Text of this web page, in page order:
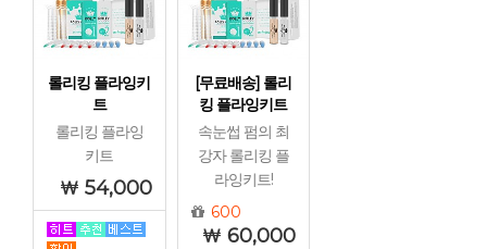
롤리킹 플라잉키
트
롤리킹 플라잉
키트
54,000
[무료배송] 롤리
킹 플라잉키트
속눈썹 펌의 최
강자 롤리킹 플
라잉키트!
600
60,000